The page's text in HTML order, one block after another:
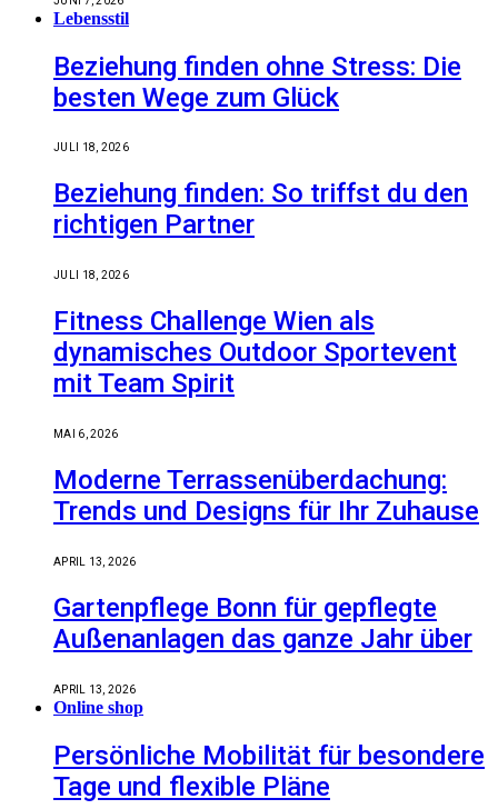
Lebensstil
Beziehung finden ohne Stress: Die
besten Wege zum Glück
JULI 18, 2026
Beziehung finden: So triffst du den
richtigen Partner
JULI 18, 2026
Fitness Challenge Wien als
dynamisches Outdoor Sportevent
mit Team Spirit
MAI 6, 2026
Moderne Terrassenüberdachung:
Trends und Designs für Ihr Zuhause
APRIL 13, 2026
Gartenpflege Bonn für gepflegte
Außenanlagen das ganze Jahr über
APRIL 13, 2026
Online shop
Persönliche Mobilität für besondere
Tage und flexible Pläne